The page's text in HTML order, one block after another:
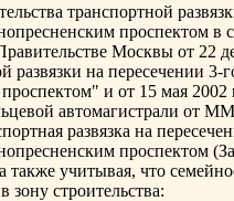
транспортной
проспектом в
Москвы от 22
развязки на пересечении
и от 15 мая
автомагистрали
развязка на
проспектом
также учитывая, что
зону строительства: